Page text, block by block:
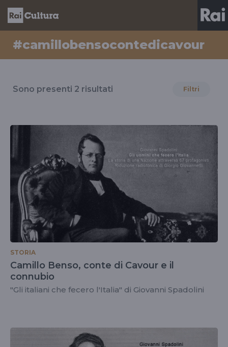
#camillobensocontedicavour
il
#camillobensocontedicavour
Sono presenti 2 risultati Filtri
STORIA
Camillo Benso, conte di Cavour e il
connubio
"Gli italiani che fecero l'Italia" di Giovanni Spadolini